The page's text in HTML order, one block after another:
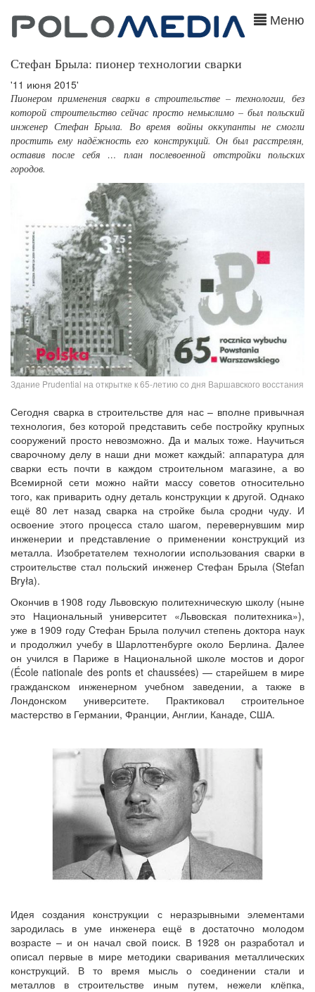
Меню
Стефан Брыла: пионер технологии сварки
'11 июня 2015'
Пионером применения сварки в строительстве – технологии, без
которой строительство сейчас просто немыслимо – был польский
инженер Стефан Брыла. Во время войны оккупанты не смогли
простить ему надёжность его конструкций. Он был расстрелян,
оставив после себя … план послевоенной отстройки польских
городов.
Здание Prudential на открытке к 65-летию со дня Варшавского восстания
Сегодня сварка в строительстве для нас – вполне привычная
технология, без которой представить себе постройку крупных
сооружений просто невозможно. Да и малых тоже. Научиться
сварочному делу в наши дни может каждый: аппаратура для
сварки есть почти в каждом строительном магазине, а во
Всемирной сети можно найти массу советов относительно
того, как приварить одну деталь конструкции к другой. Однако
ещё 80 лет назад сварка на стройке была сродни чуду. И
освоение этого процесса стало шагом, перевернувшим мир
инженерии и представление о применении конструкций из
металла. Изобретателем технологии использования сварки в
строительстве стал польский инженер Стефан Брыла (Stefan
Bryła).
Окончив в 1908 году Львовскую политехническую школу (ныне
это Национальный университет «Львовская политехника»),
уже в 1909 году Cтефан Брыла получил степень доктора наук
и продолжил учебу в Шарлоттенбурге около Берлина. Далее
он учился в Париже в Национальной школе мостов и дорог
(École nationale des ponts et chaussées) — старейшем в мире
гражданском инженерном учебном заведении, а также в
Лондонском университете. Практиковал строительное
мастерство в Германии, Франции, Англии, Канаде, США.
Идея создания конструкции с неразрывными элементами
зародилась в уме инженера ещё в достаточно молодом
возрасте – и он начал свой поиск. В 1928 он разработал и
описал первые в мире методики сваривания металлических
конструкций. В то время мысль о соединении стали и
металлов в строительстве иным путем, нежели клёпка,